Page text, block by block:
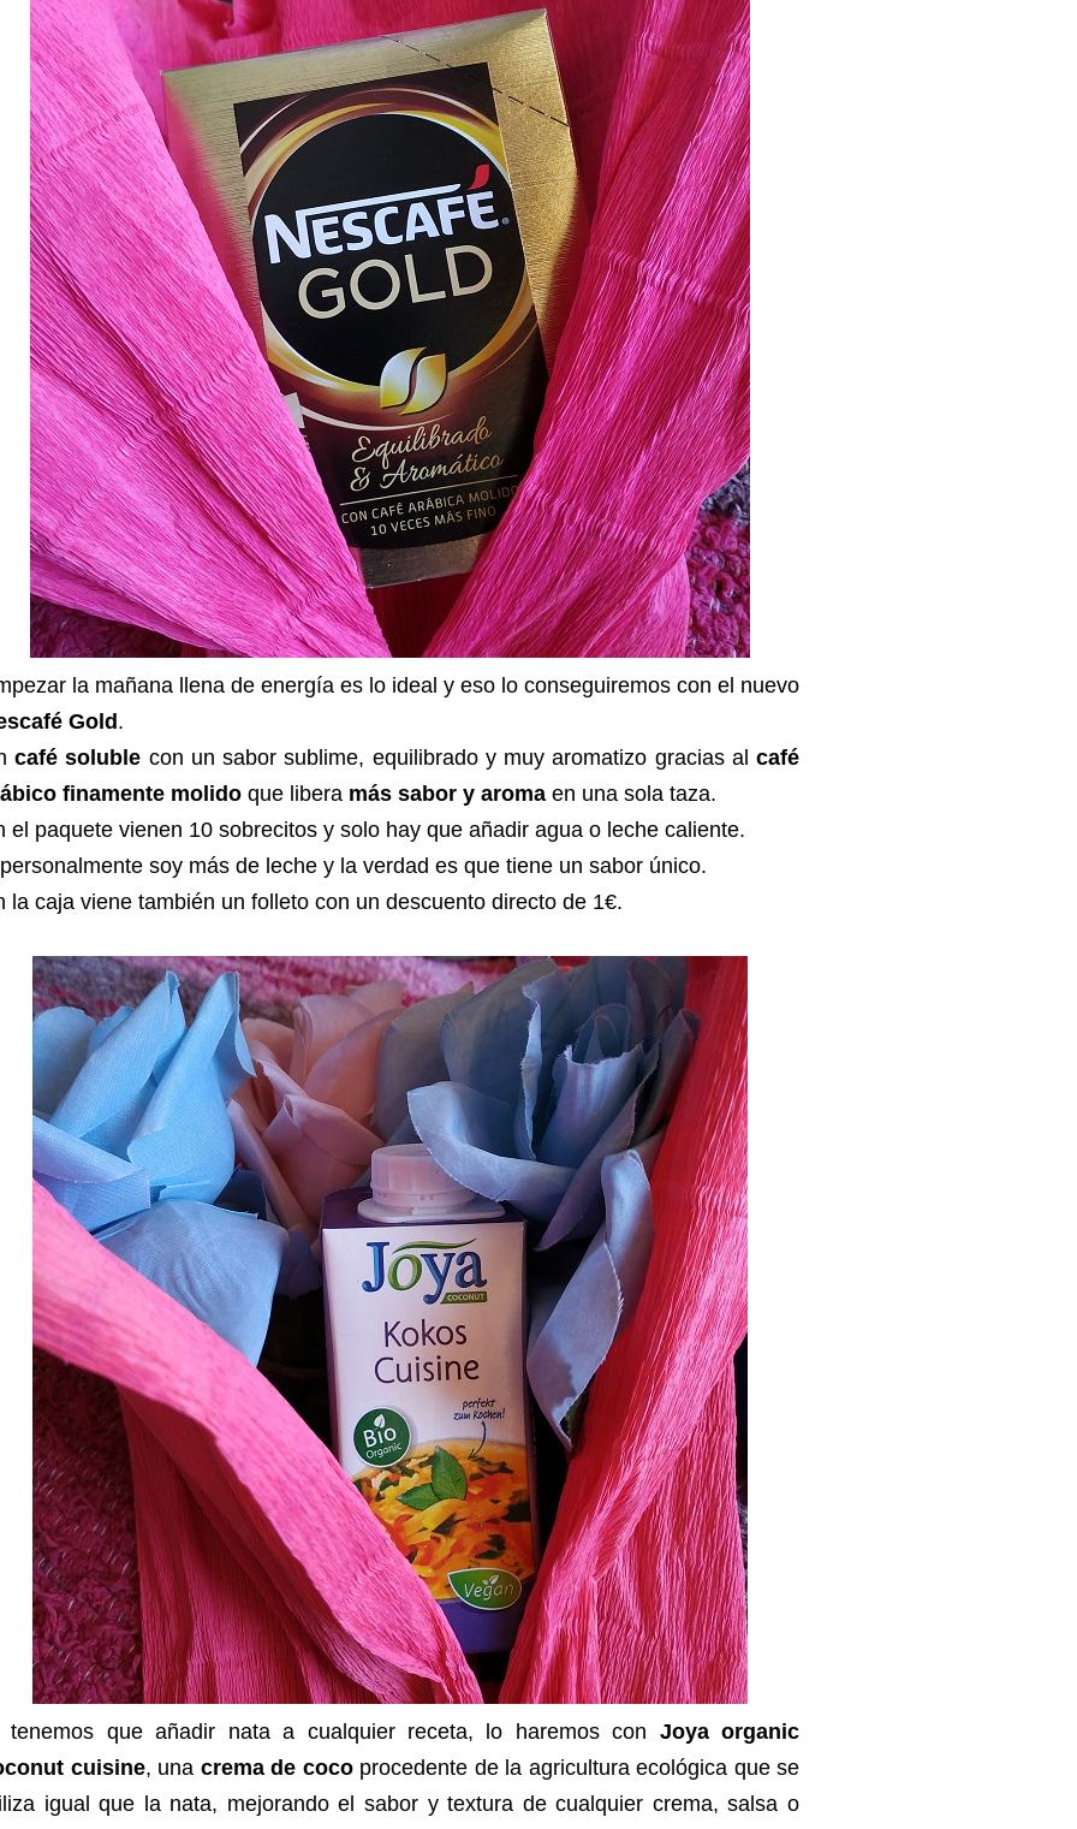
la mañana llena de energía es lo ideal y eso lo conseguiremos con el nuevo
Gold .
café soluble con un sabor sublime, equilibrado y muy aromatizo gracias alcafé
finamente molido que libera más sabor y aroma en una sola taza.
el paquete vienen 10 sobrecitos y solo hay que añadir agua o leche caliente.
soy más de leche y la verdad es que tiene un sabor único.
la caja viene también un folleto con un descuento directo de 1€.
tenemos que añadir nata a cualquier receta, lo haremos con Joya organic
cuisine, una crema de cocoprocedente de la agricultura ecológica que se
igual que la nata, mejorando el sabor y textura de cualquier crema, salsa o